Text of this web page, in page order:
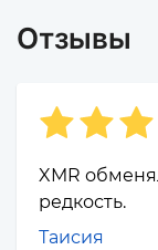
Отзывы
XMR
редкость.
Таисия